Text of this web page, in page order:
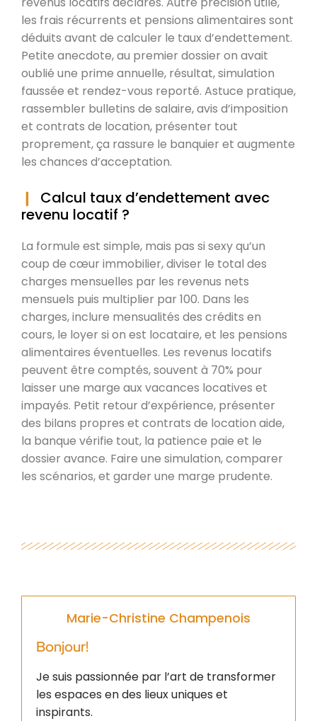
les frais récurrents et pensions alimentaires sont
déduits avant de calculer le taux d’endettement.
Petite anecdote, au premier dossier on avait
oublié une prime annuelle, résultat, simulation
faussée et rendez-vous reporté. Astuce pratique,
rassembler bulletins de salaire, avis d’imposition
et contrats de location, présenter tout
proprement, ça rassure le banquier et augmente
les chances d’acceptation.
Calcul taux d’endettement avec
revenu locatif ?
La formule est simple, mais pas si sexy qu’un
coup de cœur immobilier, diviser le total des
charges mensuelles par les revenus nets
mensuels puis multiplier par 100. Dans les
charges, inclure mensualités des crédits en
cours, le loyer si on est locataire, et les pensions
alimentaires éventuelles. Les revenus locatifs
peuvent être comptés, souvent à 70% pour
laisser une marge aux vacances locatives et
impayés. Petit retour d’expérience, présenter
des bilans propres et contrats de location aide,
la banque vérifie tout, la patience paie et le
dossier avance. Faire une simulation, comparer
les scénarios, et garder une marge prudente.
Marie-Christine Champenois
Bonjour!
Je suis passionnée par l’art de transformer
les espaces en des lieux uniques et
inspirants.